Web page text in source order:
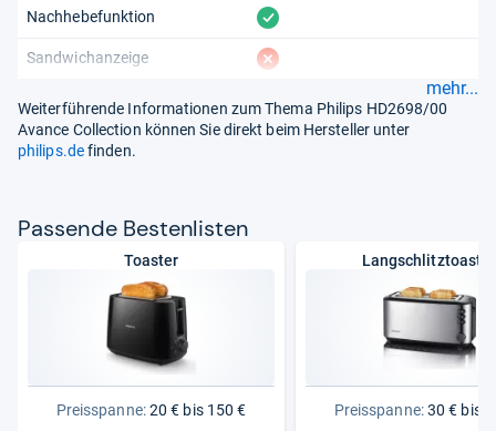
Nachhebefunktion vorhanden
Sandwichanzeige fehlt
mehr...
Weiterführende Informationen zum Thema Philips HD2698/00
Avance Collection können Sie direkt beim Hersteller unter
philips.definden.
Pas­sende Bes­ten­lis­ten
Toaster
Preisspanne:20 € bis 150 €
Langschlitztoaster
Preisspanne:30 € bis